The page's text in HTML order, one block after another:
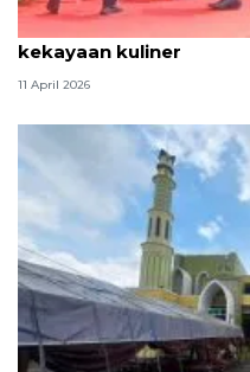
Tradisi hantaran
kekayaan kuliner
11 April 2026